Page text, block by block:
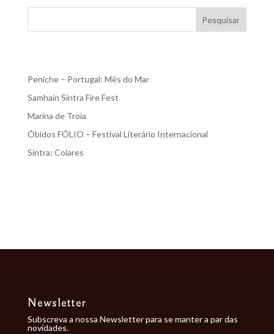
Pesquisar
Peniche – Portugal: Mês do Mar
Samhain Sintra Fire Fest
Marina de Troia
Óbidos FÓLIO – Festival Literário Internacional
Sintra: Colares
Newsletter
Subscreva a nossa Newsletter para se manter a par das
novidades.